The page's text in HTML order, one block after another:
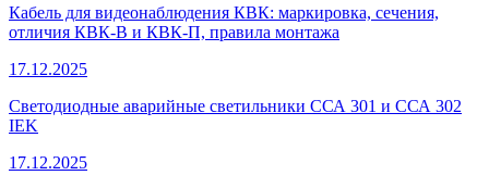
Кабель для видеонаблюдения КВК: маркировка, сечения,
отличия КВК-В и КВК-П, правила монтажа
17.12.2025
Светодиодные аварийные светильники ССА 301 и ССА 302
IEK
17.12.2025